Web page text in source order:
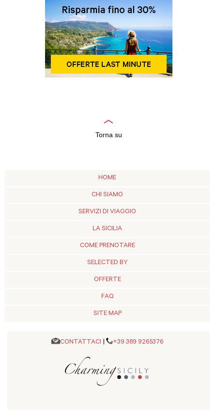
Torna su
HOME
CHI SIAMO
SERVIZI DI VIAGGIO
LA SICILIA
COME PRENOTARE
SELECTED BY
OFFERTE
FAQ
SITE MAP
CONTATTACI +39 389 9265376